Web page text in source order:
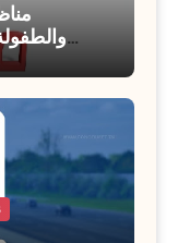
السن آخر أجل